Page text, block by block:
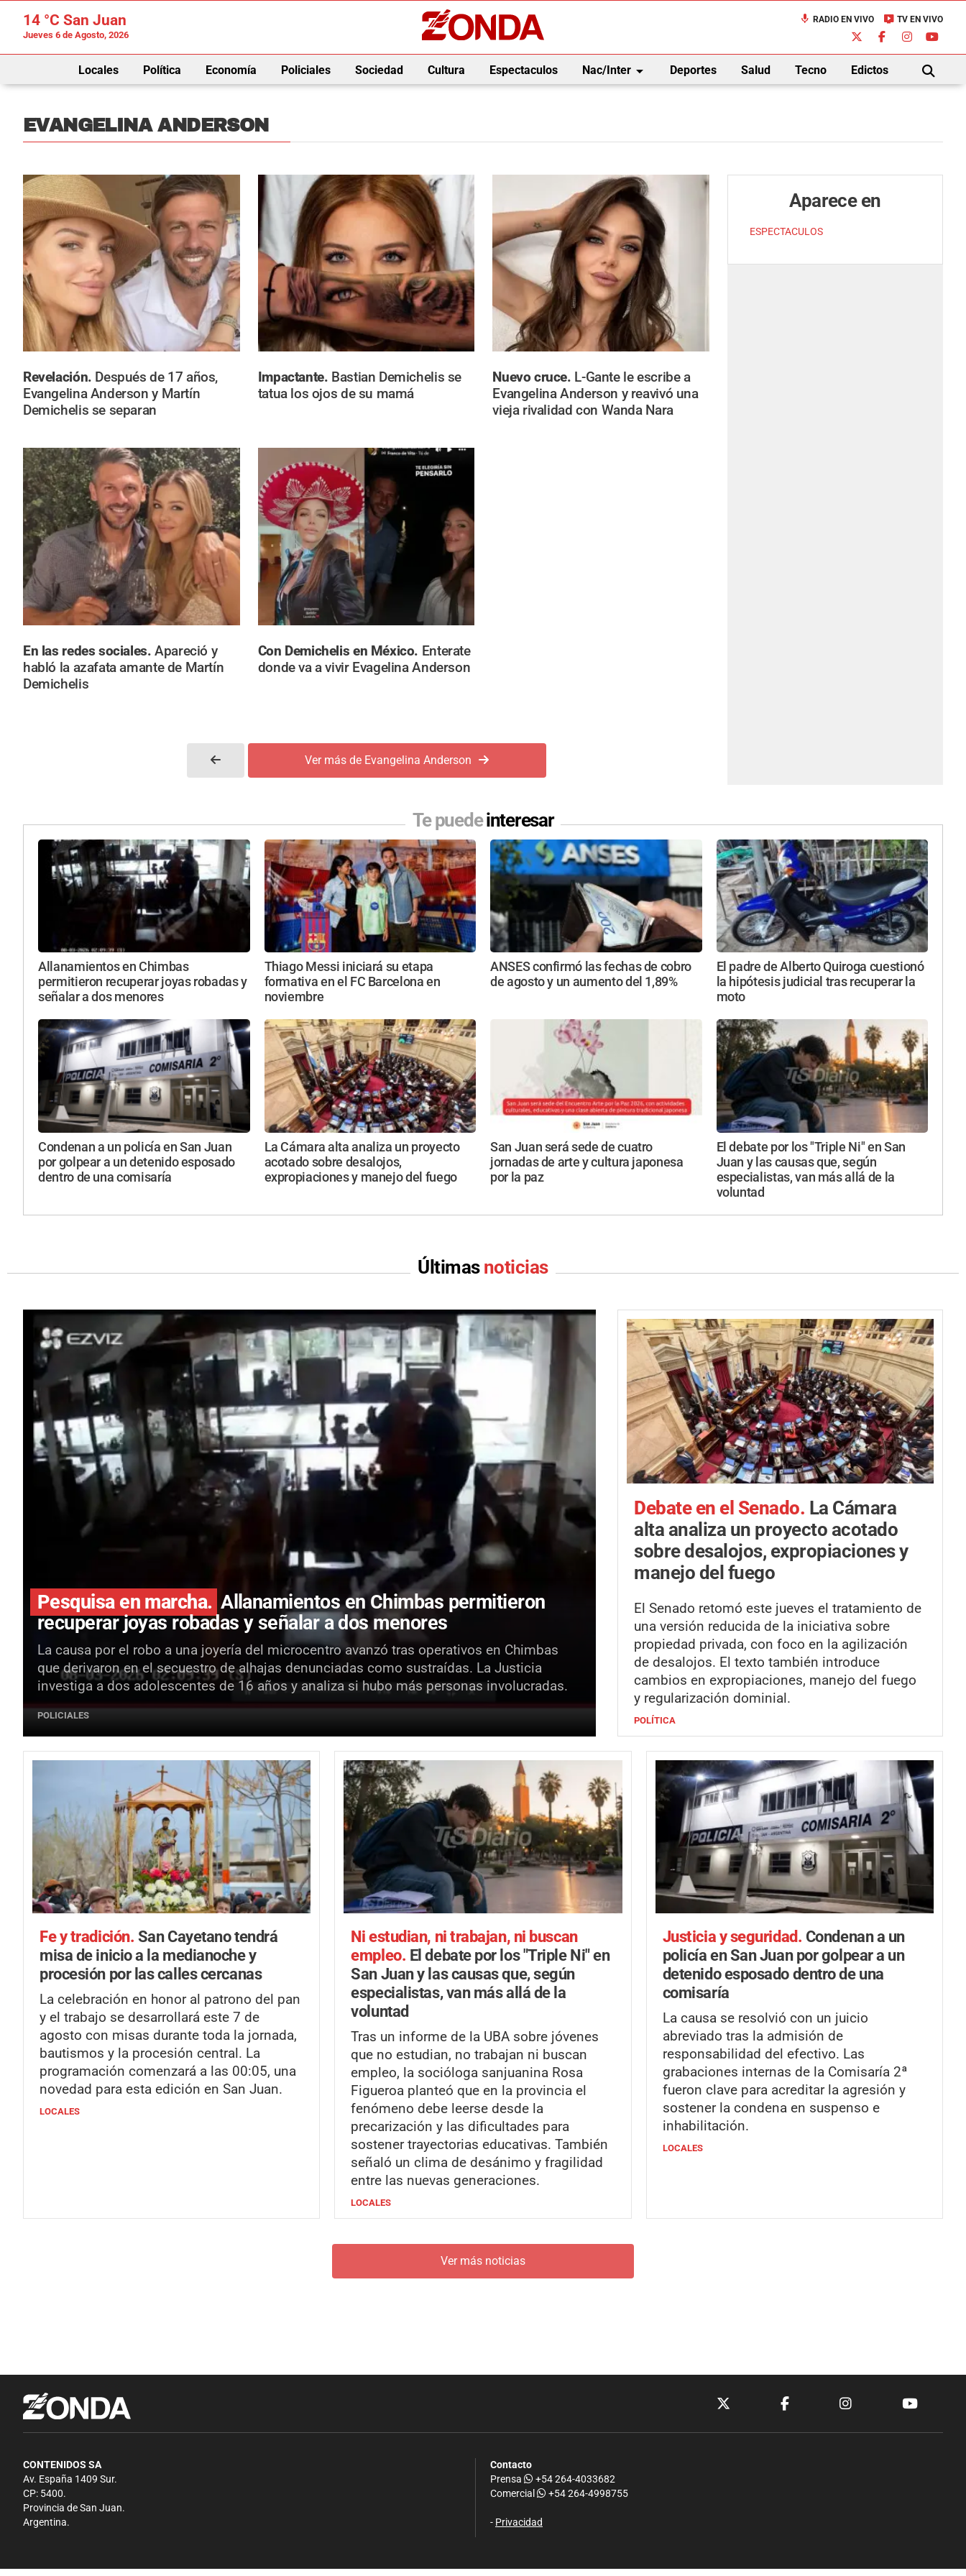
14 °C San Juan
Jueves 6 de Agosto, 2026
mic RADIO EN VIVO live_tv TV EN VIVO
Locales Política Economía Policiales Sociedad Cultura Espectaculos Nac/Interarrow_drop_down Deportes Salud Tecno Edictos
BUSCAR
EVANGELINA ANDERSON
Revelación. Después de 17 años,
Evangelina Anderson y Martín
Demichelis se separan
Impactante. Bastian Demichelis se
tatua los ojos de su mamá
Nuevo cruce. L-Gante le escribe a
Evangelina Anderson y reavivó una
vieja rivalidad con Wanda Nara
En las redes sociales.Apareció y
habló la azafata amante de Martín
Demichelis
Con Demichelis en México. Enterate
donde va a vivir Evagelina Anderson
Ver más de Evangelina Anderson
Aparece en
ESPECTACULOS
Te puedeinteresar
Allanamientos en Chimbas
permitieron recuperar joyas robadas y
señalar a dos menores
Thiago Messi iniciará su etapa
formativa en el FC Barcelona en
noviembre
ANSES confirmó las fechas de cobro
de agosto y un aumento del 1,89%
El padre de Alberto Quiroga cuestionó
la hipótesis judicial tras recuperar la
moto
Condenan a un policía en San Juan
por golpear a un detenido esposado
dentro de una comisaría
La Cámara alta analiza un proyecto
acotado sobre desalojos,
expropiaciones y manejo del fuego
San Juan será sede de cuatro
jornadas de arte y cultura japonesa
por la paz
El debate por los "Triple Ni" en San
Juan y las causas que, según
especialistas, van más allá de la
voluntad
Últimas noticias
Pesquisa en marcha. Allanamientos en Chimbas permitieron
recuperar joyas robadas y señalar a dos menores
La causa por el robo a una joyería del microcentro avanzó tras operativos en Chimbas
que derivaron en el secuestro de alhajas denunciadas como sustraídas. La Justicia
investiga a dos adolescentes de 16 años y analiza si hubo más personas involucradas.
POLICIALES
Debate en el Senado. La Cámara
alta analiza un proyecto acotado
sobre desalojos, expropiaciones y
manejo del fuego
El Senado retomó este jueves el tratamiento de
una versión reducida de la iniciativa sobre
propiedad privada, con foco en la agilización
de desalojos. El texto también introduce
cambios en expropiaciones, manejo del fuego
y regularización dominial.
POLÍTICA
Fe y tradición. San Cayetano tendrá
misa de inicio a la medianoche y
procesión por las calles cercanas
La celebración en honor al patrono del pan
y el trabajo se desarrollará este 7 de
agosto con misas durante toda la jornada,
bautismos y la procesión central. La
programación comenzará a las 00:05, una
novedad para esta edición en San Juan.
LOCALES
Ni estudian, ni trabajan, ni buscan
empleo. El debate por los "Triple Ni" en
San Juan y las causas que, según
especialistas, van más allá de la
voluntad
Tras un informe de la UBA sobre jóvenes
que no estudian, no trabajan ni buscan
empleo, la socióloga sanjuanina Rosa
Figueroa planteó que en la provincia el
fenómeno debe leerse desde la
precarización y las dificultades para
sostener trayectorias educativas. También
señaló un clima de desánimo y fragilidad
entre las nuevas generaciones.
LOCALES
Justicia y seguridad. Condenan a un
policía en San Juan por golpear a un
detenido esposado dentro de una
comisaría
La causa se resolvió con un juicio
abreviado tras la admisión de
responsabilidad del efectivo. Las
grabaciones internas de la Comisaría 2ª
fueron clave para acreditar la agresión y
sostener la condena en suspenso e
inhabilitación.
LOCALES
Ver más noticias
CONTENIDOS SA
Av. España 1409 Sur.
CP: 5400.
Provincia de San Juan.
Argentina.
Contacto
Prensa
+54 264-4033682
Comercial
+54 264-4998755
- Privacidad